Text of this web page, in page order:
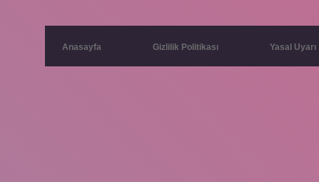
Anasayfa Gizlilik Politikası Yasal Uyarı